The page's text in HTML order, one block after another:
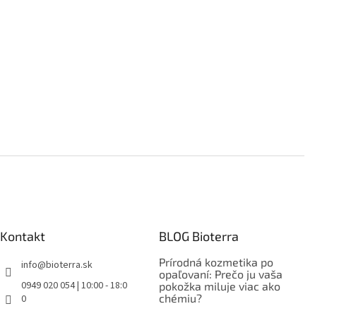
Kontakt
info@bioterra.sk
0949 020 054 | 10:00 - 18:0
0
BLOG Bioterra
Prírodná kozmetika po
opaľovaní: Prečo ju vaša
pokožka miluje viac ako
chémiu?